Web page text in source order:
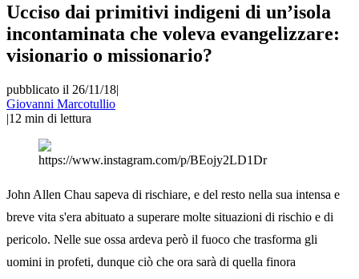
Ucciso dai primitivi indigeni di un’isola
incontaminata che voleva evangelizzare:
visionario o missionario?
pubblicato il 26/11/18|
Giovanni Marcotullio
|12 min di lettura
https://www.instagram.com/p/BEojy2LD1Dr
John Allen Chau sapeva di rischiare, e del resto nella sua intensa e
breve vita s'era abituato a superare molte situazioni di rischio e di
pericolo. Nelle sue ossa ardeva però il fuoco che trasforma gli
uomini in profeti, dunque ciò che ora sarà di quella finora